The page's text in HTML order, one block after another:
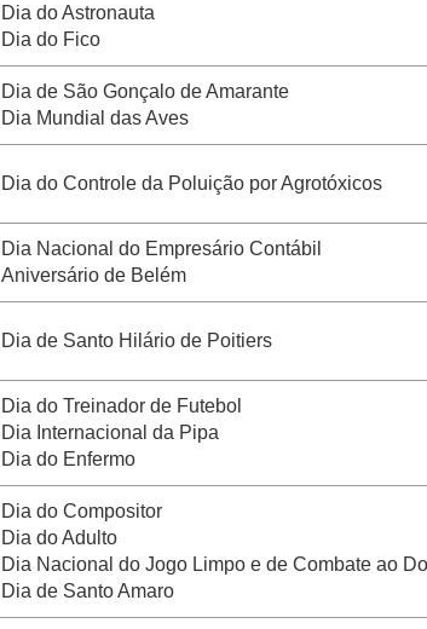
Dia do Astronauta
Dia do Fico
Dia de São Gonçalo de Amarante
Dia Mundial das Aves
Dia do Controle da Poluição por Agrotóxicos
Dia Nacional do Empresário Contábil
Aniversário de Belém
Dia de Santo Hilário de Poitiers
Dia do Treinador de Futebol
Dia Internacional da Pipa
Dia do Enfermo
Dia do Compositor
Dia do Adulto
Dia Nacional do Jogo Limpo e de Combate ao
Dia de Santo Amaro